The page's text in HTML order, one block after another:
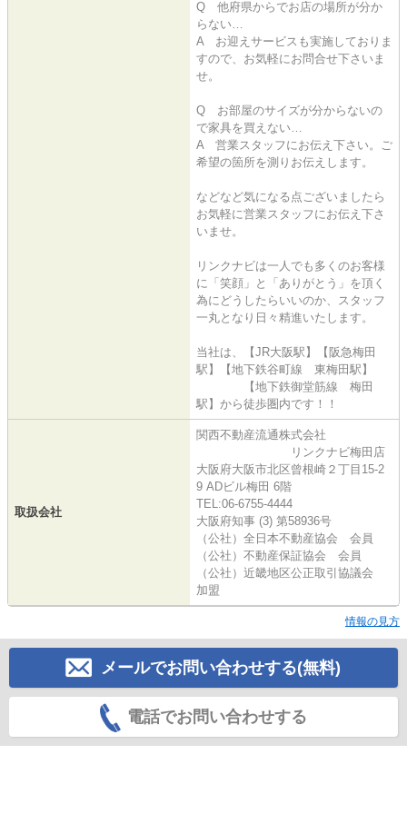
Q 他府県からでお店の場所が分か
らない…
A お迎えサービスも実施しておりま
すので、お気軽にお問合せ下さいま
せ。
Q お部屋のサイズが分からないの
で家具を買えない…
A 営業スタッフにお伝え下さい。ご
希望の箇所を測りお伝えします。
などなど気になる点ございましたら
お気軽に営業スタッフにお伝え下さ
いませ。
リンクナビは一人でも多くのお客様
に「笑顔」と「ありがとう」を頂く
為にどうしたらいいのか、スタッフ
一丸となり日々精進いたします。
当社は、【JR大阪駅】【阪急梅田
駅】【地下鉄谷町線 東梅田駅】
【地下鉄御堂筋線 梅田
駅】から徒歩圏内です！！
取扱会社
関西不動産流通株式会社
リンクナビ梅田店
大阪府大阪市北区曾根崎２丁目15-2
9 ADビル梅田 6階
TEL:06-6755-4444
大阪府知事 (3) 第58936号
（公社）全日本不動産協会 会員
（公社）不動産保証協会 会員
（公社）近畿地区公正取引協議会
加盟
情報の見方
メールでお問い合わせする(無料)
電話でお問い合わせする